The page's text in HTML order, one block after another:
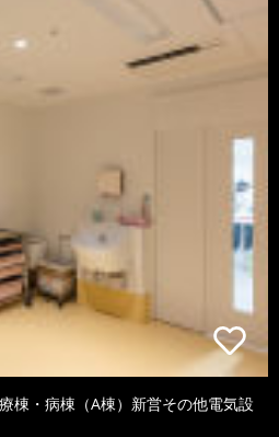
棟・病棟（A棟）新営その他電気設